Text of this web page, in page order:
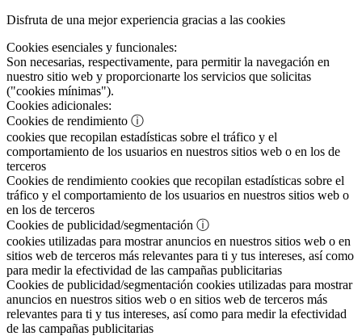
Disfruta de una mejor experiencia gracias a las cookies
Cookies esenciales y funcionales:
Son necesarias, respectivamente, para permitir la navegación en
nuestro sitio web y proporcionarte los servicios que solicitas
("cookies mínimas").
Cookies adicionales:
Cookies de rendimiento ⓘ
cookies que recopilan estadísticas sobre el tráfico y el
comportamiento de los usuarios en nuestros sitios web o en los de
terceros
Cookies de rendimiento cookies que recopilan estadísticas sobre el
tráfico y el comportamiento de los usuarios en nuestros sitios web o
en los de terceros
Cookies de publicidad/segmentación ⓘ
cookies utilizadas para mostrar anuncios en nuestros sitios web o en
sitios web de terceros más relevantes para ti y tus intereses, así como
para medir la efectividad de las campañas publicitarias
Cookies de publicidad/segmentación cookies utilizadas para mostrar
anuncios en nuestros sitios web o en sitios web de terceros más
relevantes para ti y tus intereses, así como para medir la efectividad
de las campañas publicitarias